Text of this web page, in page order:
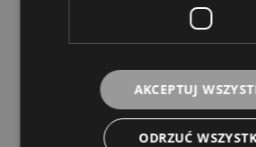
AKCEPTUJ
ODRZUĆ